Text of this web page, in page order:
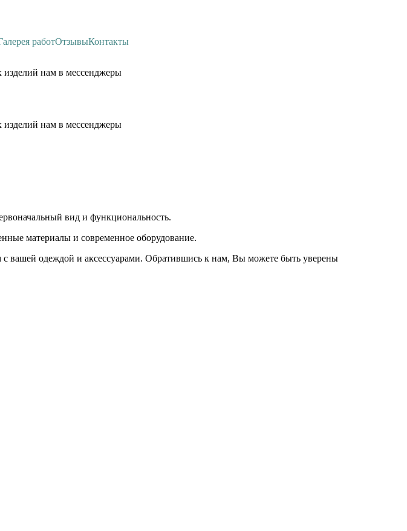
работОтзывыКонтакты
изделий нам в мессенджеры
изделий нам в мессенджеры
вид и функциональность.
материалы и современное оборудование.
одеждой и аксессуарами. Обратившись к нам, Вы можете быть уверены